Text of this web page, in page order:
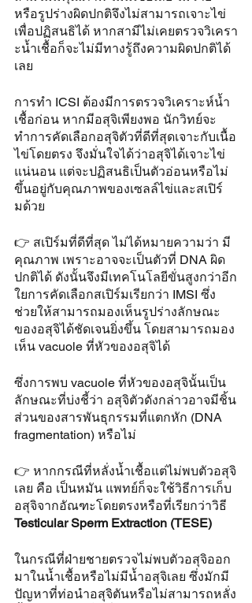
หรือรูปร่างผิดปกติจึงไม่สามารถเจาะไข่
เพื่อปฏิสนธิได้ หากสามีไม่เคยตรวจวิเครา
ะน้ำเชื้อก็จะไม่มีทางรู้ถึงความผิดปกติได้
เลย
การทำ ICSI ต้องมีการตรวจวิเคราะห์น้ำ
เชื้อก่อน หากมีอสุจิเพียงพอ นักวิทย์จะ
ทำการคัดเลือกอสุจิตัวที่ดีที่สุดเจาะกับเนื้อ
ไข่โดยตรง จึงมั่นใจได้ว่าอสุจิได้เจาะไข่
แน่นอน แต่จะปฏิสนธิเป็นตัวอ่อนหรือไม่
ขึ้นอยู่กับคุณภาพของเซลล์ไข่และสเปิร์
มด้วย
👉 สเปิร์มที่ดีที่สุด ไม่ได้หมายความว่า มี
คุณภาพ เพราะอาจจะเป็นตัวที่ DNA ผิด
ปกติได้ ดังนั้นจึงมีเทคโนโลยีขั่นสูงกว่าอีก
ใยการคัดเลือกสเปิร์มเรียกว่า IMSI ซึ่ง
ช่วยให้สามารถมองเห็นรูปร่างลักษณะ
ของอสุจิได้ชัดเจนยิ่งขึ้น โดยสามารถมอง
เห็น vacuole ที่หัวของอสุจิได้
ซึ่งการพบ vacuole ที่หัวของอสุจินั้นเป็น
ลักษณะที่บ่งชี้ว่า อสุจิตัวดังกล่าวอาจมีชิ้น
ส่วนของสารพันธุกรรมที่แตกหัก (DNA
fragmentation) หรือไม่
👉 หากกรณีที่หลั่งน้ำเชื้อแต่ไม่พบตัวอสุจิ
เลย คือ เป็นหมัน แพทย์ก็จะใช้วิธีการเก็บ
อสุจิจากอัณฑะโดยตรงหรือที่เรียกว่าวิธี
Testicular Sperm Extraction (TESE)
ในกรณีที่ฝ่ายชายตรวจไม่พบตัวอสุจิออก
มาในน้ำเชื้อหรือไม่มีน้ำอสุจิเลย ซึ่งมักมี
ปัญหาที่ท่อนำอสุจิตันหรือไม่สามารถหลั่ง